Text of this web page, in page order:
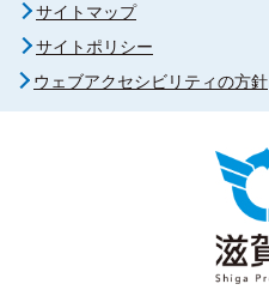
サイトマップ
サイトポリシー
ウェブアクセシビリティの方針